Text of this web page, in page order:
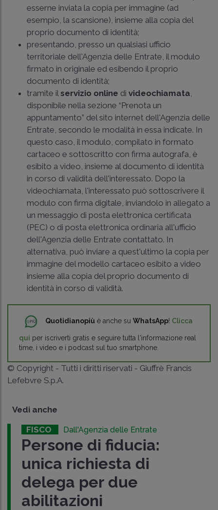
esserne inviata la copia per immagine (ad
esempio, la scansione), insieme alla copia del
proprio documento di identità;
presentando, presso un qualsiasi ufficio
territoriale dell'Agenzia delle Entrate, il modulo
firmato in originale ed esibendo il proprio
documento di identità;
tramite il servizio online di videochiamata
disponibile nella sezione “Prenota un
appuntamento” del sito internet dell'Agenzia delle
Entrate, secondo le modalità in essa indicate. In
questo caso, il modulo, compilato in formato
cartaceo e sottoscritto con firma autografa, è
esibito a video, insieme al documento di identità
in corso di validità dell'interessato. Dopo la
videochiamata, l'interessato può sottoscrivere il
modulo con firma digitale, inviandolo in allegato a
un messaggio di posta elettronica certificata
(PEC) o di posta elettronica ordinaria all'ufficio
dell'Agenzia delle Entrate contattato. In
alternativa, può inviare a quest'ultimo la copia per
immagine del modello cartaceo esibito a video
insieme alla copia del proprio documento di
identità in corso di validità.
Quotidianopiù è anche su WhatsApp! Clicca
qui per iscriverti gratis e seguire tutta l'informazione real
time, i video e i podcast sul tuo smartphone.
© Copyright - Tutti i diritti riservati - Giuffrè Francis
Lefebvre S.p.A.
Vedi anche
FISCO Dall'Agenzia delle Entrate
Persone di fiducia:
unica richiesta di
delega per due
abilitazioni